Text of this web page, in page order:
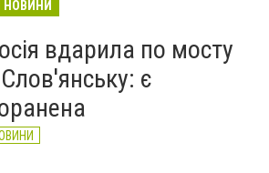
великої війни: 7 серпня
НОВИНИ
вдарила по мосту
є